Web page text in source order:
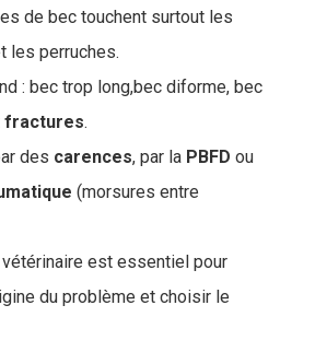
de bec touchent surtout les
les perruches.
: bec trop long,bec diforme, bec
fractures.
des carences, par la PBFD ou
(morsures entre
vétérinaire est essentiel pour
du problème et choisir le